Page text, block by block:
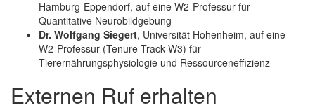
Hamburg-Eppendorf, auf eine W2-Professur für
Quantitative Neurobildgebung
Dr. Wolfgang Siegert, Universität Hohenheim, auf eine
W2-Professur (Tenure Track W3) für
Tierernährungsphysiologie und Ressourceneffizienz
Externen Ruf erhalten